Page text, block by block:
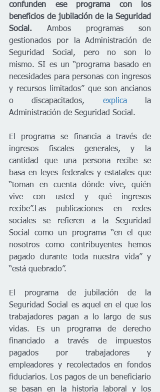
confunden ese programa con los
beneficios de jubilación de la Seguridad
Social. Ambos programas son
gestionados por la Administración de
Seguridad Social, pero no son lo
mismo. SI es un “programa basado en
necesidades para personas con ingresos
y recursos limitados” que son ancianos
o discapacitados, explica la
Administración de Seguridad Social.
El programa se financia a través de
ingresos fiscales generales, y la
cantidad que una persona recibe se
basa en leyes federales y estatales que
“toman en cuenta dónde vive, quién
vive con usted y qué ingresos
recibe”.Las publicaciones en redes
sociales se refieren a la Seguridad
Social como un programa “en el que
nosotros como contribuyentes hemos
pagado durante toda nuestra vida” y
“está quebrado”.
El programa de jubilación de la
Seguridad Social es aquel en el que los
trabajadores pagan a lo largo de sus
vidas. Es un programa de derecho
financiado a través de impuestos
pagados por trabajadores y
empleadores y recolectados en fondos
fiduciarios. Los pagos de un beneficiario
se basan en la historia laboral y los